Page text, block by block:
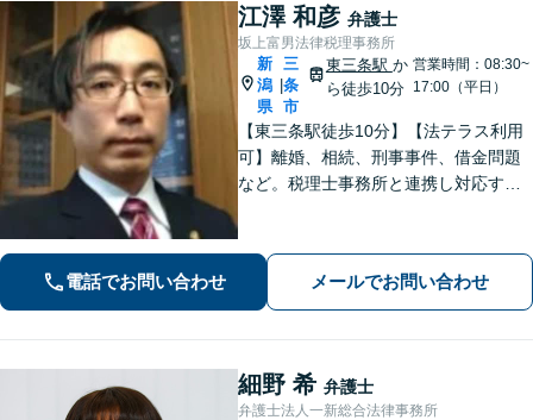
江澤 和彦 弁護士
坂上富男法律税理事務所
新
潟
県
|
三
条
市
東三条駅 か
ら徒歩10分
営業時間：08:30~
17:00（平日）
【東三条駅徒歩10分】【法テラス利用
可】離婚、相続、刑事事件、借金問題
など。税理士事務所と連携し対応する
まずはお気軽にご相談ください【休
日・夜間相談可】
電話でお問い合わせ メールでお問い合わせ
細野 希 弁護士
弁護士法人一新総合法律事務所